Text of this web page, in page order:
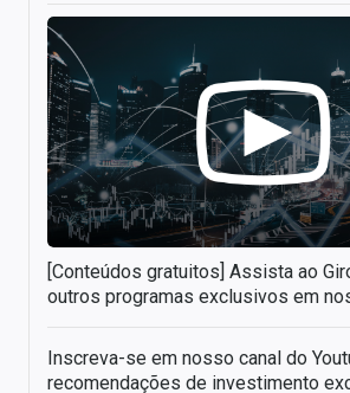
[Conteúdos gratuitos] Assista ao
outros programas exclusivos em
Inscreva-se em nosso canal do
recomendações de investimento